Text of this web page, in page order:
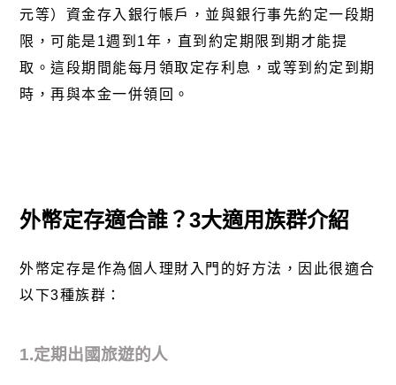
元等）資金存入銀行帳戶，並與銀行事先約定一段期
限，可能是1週到1年，直到約定期限到期才能提
取。這段期間能每月領取定存利息，或等到約定到期
時，再與本金一併領回。
外幣定存適合誰？3大適用族群介紹
外幣定存是作為個人理財入門的好方法，因此很適合
以下3種族群：
1.定期出國旅遊的人